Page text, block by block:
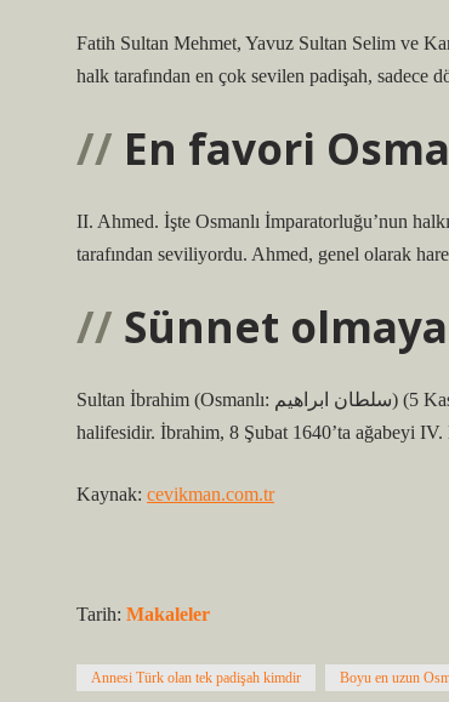
Fatih Sultan Mehmet, Yavuz Sultan Selim ve
halk tarafından en çok sevilen padişah, sadece
En favori
II. Ahmed. İşte Osmanlı İmparatorluğu’nun
tarafından seviliyordu. Ahmed, genel olarak
Sünnet
Sultan İbrahim (Osmanlı: سلطان ابراهيم) (5 Kasım 1615, İstanbul – 18 Ağustos 1648, İstanbul) 18. Osmanlı padişahı ve 97. İslam
halifesidir. İbrahim, 8 Şubat 1640’ta ağabeyi IV.
Kaynak: cevikman.com.tr
Tarih: Makaleler
Annesi Türk olan tek padişah kimdir Boyu en uzun